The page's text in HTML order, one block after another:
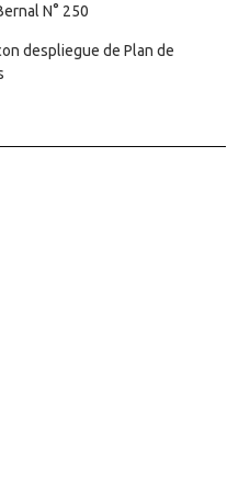
N° 250
despliegue de Plan de